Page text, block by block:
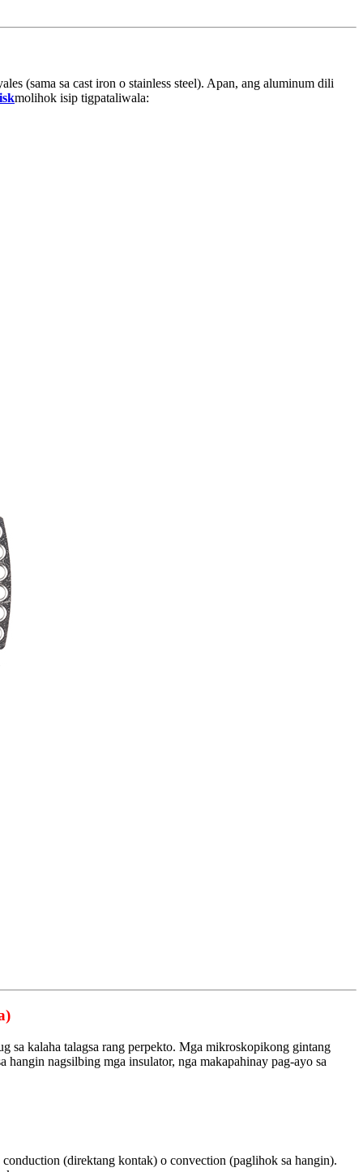
(sama sa cast iron o stainless steel). Apan, ang aluminum dili
molihok isip tigpataliwala:
sa kalaha talagsa rang perpekto. Mga mikroskopikong gintang
nagsilbing mga insulator, nga makapahinay pag-ayo sa
(direktang kontak) o convection (paglihok sa hangin).